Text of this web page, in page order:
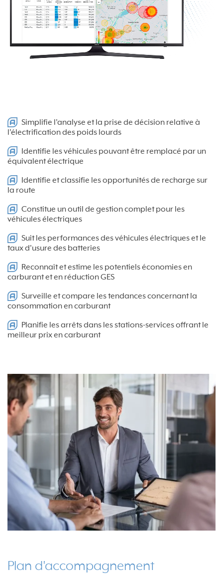
Simplifie l'analyse et la prise de décision relative à
l'électrification des poids lourds
Identifie les véhicules pouvant être remplacé par un
équivalent électrique
Identifie et classifie les opportunités de recharge sur
la route
Constitue un outil de gestion complet pour les
véhicules électriques
Suit les performances des véhicules électriques et le
taux d'usure des batteries
Reconnaît et estime les potentiels économies en
carburant et en réduction GES
Surveille et compare les tendances concernant la
consommation en carburant
Planifie les arrêts dans les stations-services offrant le
meilleur prix en carburant
Plan d'accompagnement